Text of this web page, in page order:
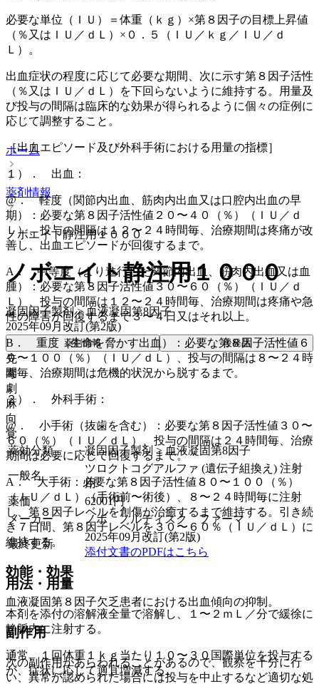
必要な単位（ＩＵ）＝体重（ｋｇ）×第８因子の目標上昇値
（％又はＩＵ／ｄＬ）×０．５（ＩＵ／ｋｇ／ＩＵ／ｄ
Ｌ）。
出血症状の程度に応じて必要な期間、次に示す第８因子活性
（％又はＩＵ／ｄＬ）を下回らないように維持する。用量及
び投与の間隔は臨床的な効果が得られるように個々の症例に
応じて調整すること。
［出血エピソード及び外科手術における用量の指標］
１）． 出血：
@． 軽度（関節内出血、筋肉内出血又は口腔内出血の早
期）：必要な第８因子活性値２０〜４０（％）（ＩＵ／ｄ
Ｌ）、投与の間隔は１２〜２４時間毎、治療期間は疼痛が改
善し、出血エピソードが回復するまで。
A． 中等度（より進行した関節内出血、筋肉内出血又は血
腫）：必要な第８因子活性値３０〜６０（％）（ＩＵ／ｄ
Ｌ）、投与の間隔は１２〜２４時間毎、治療期間は疼痛や急
性の障害が回復するまで３〜４日又はそれ以上。
B． 重度（生命を脅かす出血）：必要な第８因子活性値６
０〜１００（％）（ＩＵ／ｄＬ）、投与の間隔は８〜２４時
間毎、治療期間は危機的状況から脱するまで。
２）． 外科手術：
@． 小手術（抜歯を含む）：必要な第８因子活性値３０〜
６０（％）（ＩＵ／ｄＬ）、投与の間隔は２４時間毎、治療
期間は必要に応じて回復するまで。
A． 大手術：必要な第８因子活性値８０〜１００（％）
（ＩＵ／ｄＬ）（手術前〜術後）、８〜２４時間毎に注射
し、第８因子レベルを創傷が治癒するまで維持する。引き続
き７日間、第８因子レベルを３０〜６０％（ＩＵ／ｄＬ）に
維持する。
効能・効果
血液凝固第８因子欠乏患者における出血傾向の抑制。
副作用
次の副作用があらわれることがあるので、観察を十分に行
い、異常が認められた場合には投与を中止するなど適切な処
ホーム
薬剤情報
ノボエイト静注用１０００
ノボエイト静注用１０００
凝固因子製剤 > 血液凝固第8因子
2025年09月改訂(第2版)
薬剤情報 後発品
先
毒
劇
麻
向
覚
薬効分類
凝固因子製剤 > 血液凝固第8因子
一般名
ツロクトコグアルファ (遺伝子組換え) 注射
用
薬価
62001円
メーカー
ノボ ノルディスク ファーマ
最終更新
2025年09月改訂(第2版)
添付文書のPDFはこちら
用法・用量
本剤を添付の溶解液全量で溶解し、１〜２ｍＬ／分で緩徐に
静脈内に注射する。
通常、１回体重１ｋｇ当たり１０〜３０国際単位を投与する
が、症状に応じて適宜増減する。